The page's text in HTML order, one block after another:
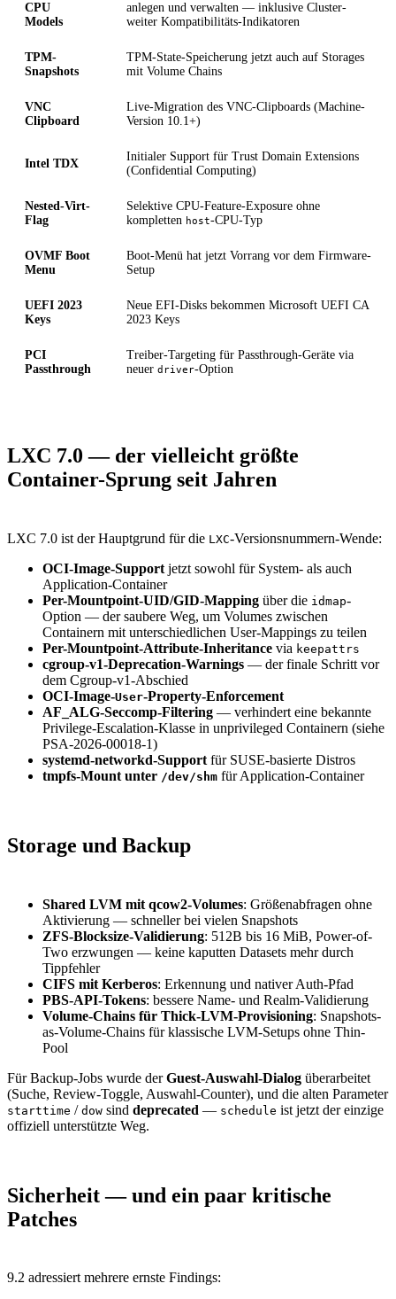
CPU
Models
anlegen und verwalten — inklusive Cluster-
weiter Kompatibilitäts-Indikatoren
TPM-
Snapshots
TPM-State-Speicherung jetzt auch auf Storages
mit Volume Chains
VNC
Clipboard
Live-Migration des VNC-Clipboards (Machine-
Version 10.1+)
Intel TDX
Initialer Support für Trust Domain Extensions
(Confidential Computing)
Nested-Virt-
Flag
Selektive CPU-Feature-Exposure ohne
kompletten host-CPU-Typ
OVMF Boot
Menu
Boot-Menü hat jetzt Vorrang vor dem Firmware-
Setup
UEFI 2023
Keys
Neue EFI-Disks bekommen Microsoft UEFI CA
2023 Keys
PCI
Passthrough
Treiber-Targeting für Passthrough-Geräte via
neuer driver-Option
LXC 7.0 — der vielleicht größte
Container-Sprung seit Jahren
LXC 7.0 ist der Hauptgrund für die LXC-Versionsnummern-Wende:
OCI-Image-Support jetzt sowohl für System- als auch
Application-Container
Per-Mountpoint-UID/GID-Mapping über die idmap-
Option — der saubere Weg, um Volumes zwischen
Containern mit unterschiedlichen User-Mappings zu teilen
Per-Mountpoint-Attribute-Inheritance via keepattrs
cgroup-v1-Deprecation-Warnings — der finale Schritt vor
dem Cgroup-v1-Abschied
OCI-Image-User-Property-Enforcement
AF_ALG-Seccomp-Filtering — verhindert eine bekannte
Privilege-Escalation-Klasse in unprivileged Containern (siehe
PSA-2026-00018-1)
systemd-networkd-Support für SUSE-basierte Distros
tmpfs-Mount unter /dev/shm für Application-Container
Storage und Backup
Shared LVM mit qcow2-Volumes: Größenabfragen ohne
Aktivierung — schneller bei vielen Snapshots
ZFS-Blocksize-Validierung: 512B bis 16 MiB, Power-of-
Two erzwungen — keine kaputten Datasets mehr durch
Tippfehler
CIFS mit Kerberos: Erkennung und nativer Auth-Pfad
PBS-API-Tokens: bessere Name- und Realm-Validierung
Volume-Chains für Thick-LVM-Provisioning: Snapshots-
as-Volume-Chains für klassische LVM-Setups ohne Thin-
Pool
Für Backup-Jobs wurde derGuest-Auswahl-Dialog überarbeitet
(Suche, Review-Toggle, Auswahl-Counter), und die alten Parameter
starttime / dow sind deprecated — schedule ist jetzt der einzige
offiziell unterstützte Weg.
Sicherheit — und ein paar kritische
Patches
9.2 adressiert mehrere ernste Findings: